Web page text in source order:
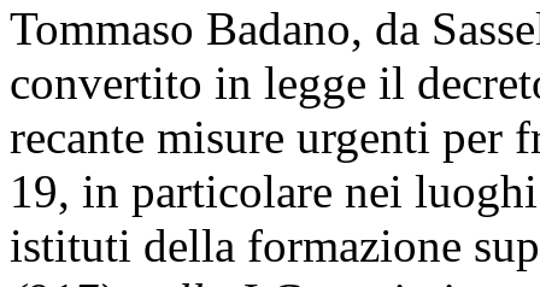
Tommaso Badano, da
convertito in legge il
recante misure urgenti per
19, in particolare nei
istituti della formazione